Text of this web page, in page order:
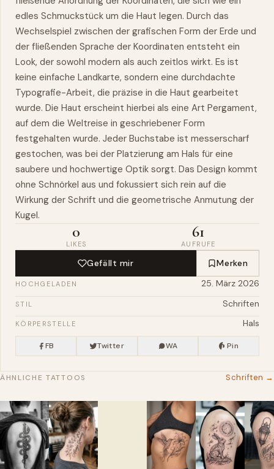
edles Schmuckstück um die Haut legen. Durch das
Wechselspiel zwischen der grafischen Form der Erde und
der fließenden Sprache der Koordinaten entsteht ein
Look, der sowohl modern als auch zeitlos wirkt. Es ist
keine einfache Landkarte, sondern eine durchdachte
Typografie-Arbeit, die präzise in die Haut gearbeitet
wurde. Die Haut erscheint hierbei als eine Art Pergament,
auf dem die Weltreise in geschriebener Form
festgehalten wurde. Jeder Buchstabe ist messerscharf
gestochen, was bei der Platzierung am Hals für eine
saubere und hochwertige Optik sorgt. Das Design kommt
ohne Schnörkel aus und fokussiert sich rein auf die
Wirkung der Schrift und die geometrische Anmutung der
Kugel.
0
LIKES
61
AUFRUFE
Gefällt mir Merken
HOCHGELADEN 25. März 2026
STIL Schriften
KÖRPERSTELLE Hals
FB Twitter WA Pin
ÄHNLICHE TATTOOS Schriften →